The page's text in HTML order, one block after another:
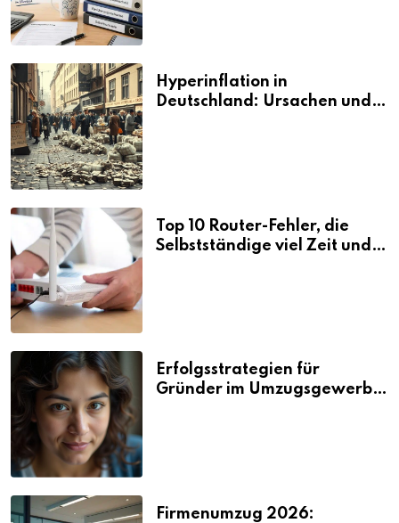
Hyperinflation in
Deutschland: Ursachen und
Top 10 Router-Fehler, die
Selbstständige viel Zeit und
Erfolgsstrategien für
Gründer im Umzugsgewerbe
Firmenumzug 2026: